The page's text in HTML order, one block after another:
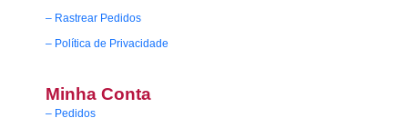
– Rastrear Pedidos
– Política de Privacidade
Minha Conta
– Pedidos